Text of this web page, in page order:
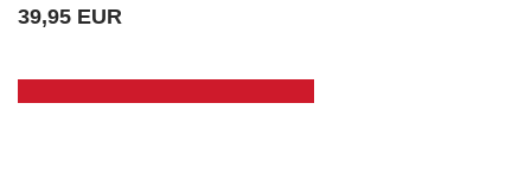
39,95 EUR